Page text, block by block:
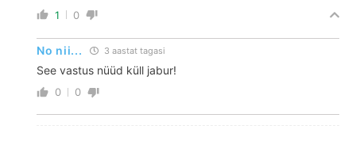
1 0
No nii... 3 aastat tagasi
See vastus nüüd küll jabur!
0 0